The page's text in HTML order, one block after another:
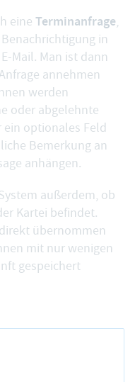
eine Terminanfrage,
in
Mail. Man ist dann
annehmen
werden
oder abgelehnte
optionales Feld
Bemerkung an
anhängen.
außerdem, ob
Kartei befindet.
übernommen
mit nur wenigen
gespeichert